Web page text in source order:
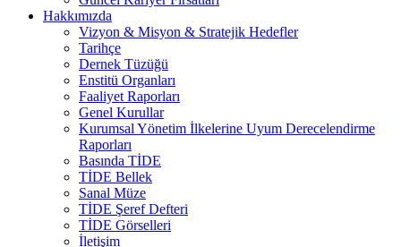
Hakkımızda
Vizyon & Misyon & Stratejik Hedefler
Tarihçe
Dernek Tüzüğü
Enstitü Organları
Faaliyet Raporları
Genel Kurullar
Kurumsal Yönetim İlkelerine Uyum Derecelendirme
Raporları
Basında TİDE
TİDE Bellek
Sanal Müze
TİDE Şeref Defteri
TİDE Görselleri
İletişim